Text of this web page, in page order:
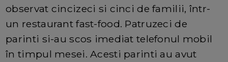
observat cincizeci si cinci de familii, într-
un restaurant fast-food. Patruzeci de
parinti si-au scos imediat telefonul mobil
în timpul mesei. Acesti parinti au avut